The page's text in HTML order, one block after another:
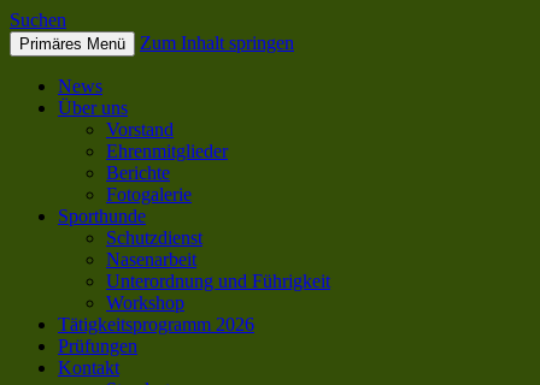
SC OG Biel-Pieterlen
Suchen
Primäres Menü Zum Inhalt springen
News
Über uns
Vorstand
Ehrenmitglieder
Berichte
Fotogalerie
Sporthunde
Schutzdienst
Nasenarbeit
Unterordnung und Führigkeit
Workshop
Tätigkeitsprogramm 2026
Prüfungen
Kontakt